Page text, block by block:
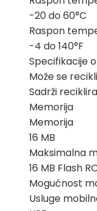
-20 do 60°C
Raspon
-4 do 140°F
Specifikacije
Može se
Sadrži
Memorija
Memorija
16 MB
Maksimalna
16 MB Flash
Mogućnost
Usluge